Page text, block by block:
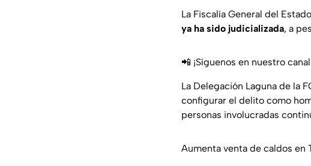
La Fiscalía General del
ya ha sido judicializada, a
📲 ¡Síguenos en nuestro
La Delegación Laguna de la
configurar el delito como
personas involucradas
Aumenta venta de caldos en